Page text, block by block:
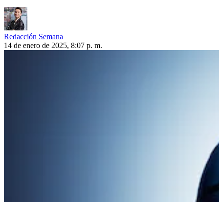
Redacción Semana
14 de enero de 2025, 8:07 p. m.